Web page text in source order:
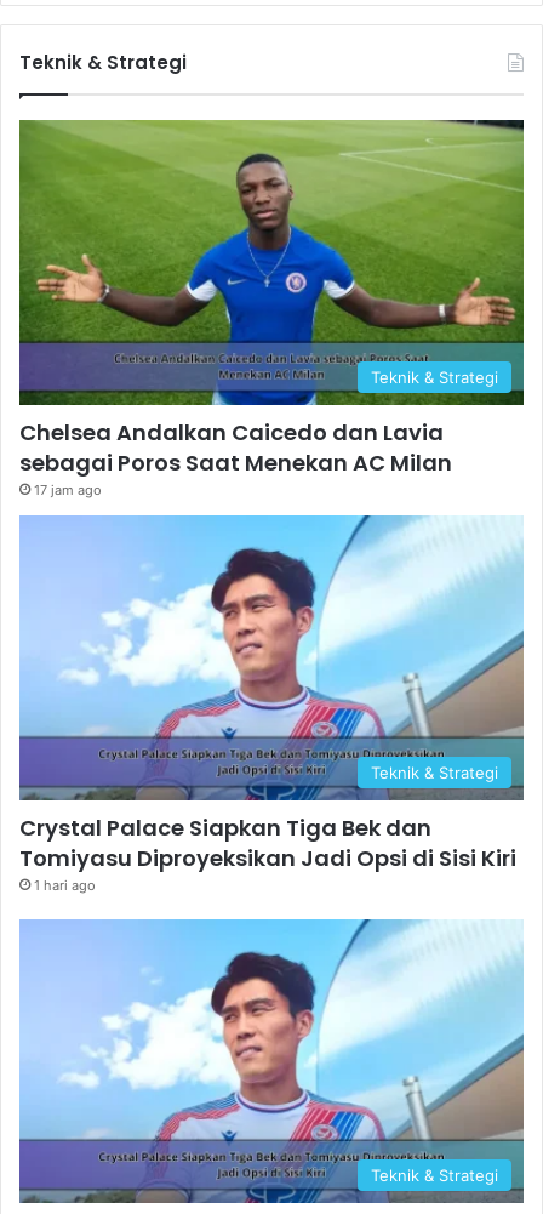
Teknik & Strategi
Teknik & Strategi
Chelsea Andalkan Caicedo dan Lavia
sebagai Poros Saat Menekan AC Milan
17 jam ago
Teknik & Strategi
Crystal Palace Siapkan Tiga Bek dan
Tomiyasu Diproyeksikan Jadi Opsi di Sisi Kiri
1 hari ago
Teknik & Strategi